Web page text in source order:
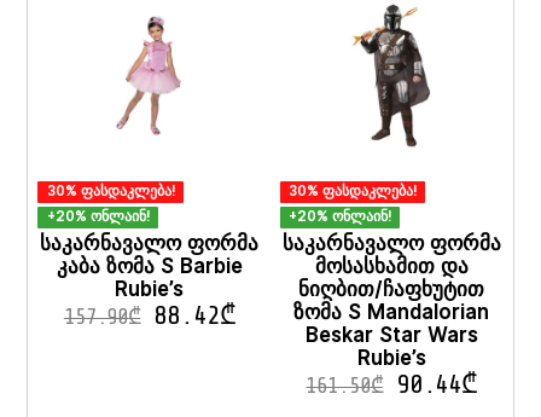
30% ფასდაკლება!
+20% ონლაინ!
საკარნავალო ფორმა
კაბა ზომა S Barbie
Rubie’s
157.90₾ 88.42₾
30% ფასდაკლება!
+20% ონლაინ!
საკარნავალო ფორმა
მოსასხამით და
ნიღბით/ჩაფხუტით
ზომა S Mandalorian
Beskar Star Wars
Rubie’s
161.50₾ 90.44₾